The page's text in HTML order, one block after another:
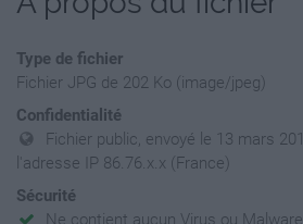
Type de fichier
Fichier JPG de 202 Ko (image/jpeg)
Confidentialité
Fichier public, envoyé le 13 mars
l'adresse IP 86.76.x.x (France)
Sécurité
Ne contient aucun Virus ou